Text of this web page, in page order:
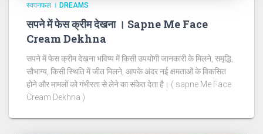
स्वपनफल । DREAMS
सपने में फेस क्रीम देखना । Sapne Me Face
Cream Dekhna
सपने में फेस क्रीम देखना भविष्य में किसी उपयोगी जानकारी के मिलने, समृद्धि,
सौभाग्य, किसी स्थिति में जीत मिलने, आपके अंदर नई क्षमताओं के विकसित
होने और मामलों को गंभीरता से लेने का संकेत देता है। ( sapne Me Face
Cream Dekhna )